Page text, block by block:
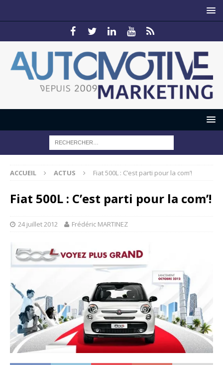
ACCUEIL ACTUS Fiat 500L : C’est parti pour la com’!
Fiat 500L : C’est parti pour la com’!
24 juillet 2012 Frédéric MARTINEZ